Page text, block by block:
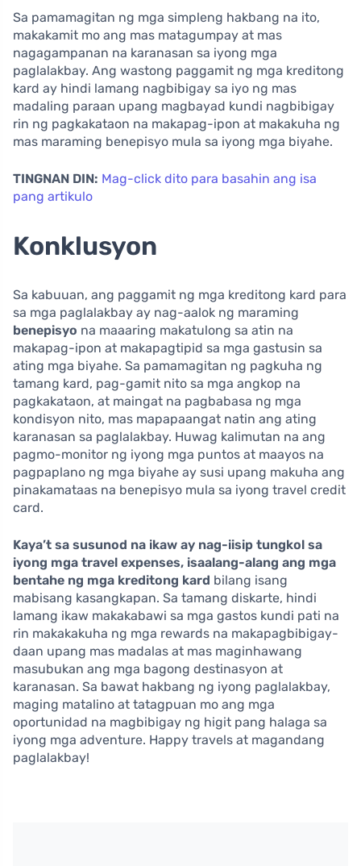
Sa pamamagitan ng mga simpleng hakbang na ito,
makakamit mo ang mas matagumpay at mas
nagagampanan na karanasan sa iyong mga
paglalakbay. Ang wastong paggamit ng mga kreditong
kard ay hindi lamang nagbibigay sa iyo ng mas
madaling paraan upang magbayad kundi nagbibigay
rin ng pagkakataon na makapag-ipon at makakuha ng
mas maraming benepisyo mula sa iyong mga biyahe.
TINGNAN DIN: Mag-click dito para basahin ang isa
pang artikulo
Konklusyon
Sa kabuuan, ang paggamit ng mga kreditong kard para
sa mga paglalakbay ay nag-aalok ng maraming
benepisyo na maaaring makatulong sa atin na
makapag-ipon at makapagtipid sa mga gastusin sa
ating mga biyahe. Sa pamamagitan ng pagkuha ng
tamang kard, pag-gamit nito sa mga angkop na
pagkakataon, at maingat na pagbabasa ng mga
kondisyon nito, mas mapapaangat natin ang ating
karanasan sa paglalakbay. Huwag kalimutan na ang
pagmo-monitor ng iyong mga puntos at maayos na
pagpaplano ng mga biyahe ay susi upang makuha ang
pinakamataas na benepisyo mula sa iyong travel credit
card.
Kaya’t sa susunod na ikaw ay nag-iisip tungkol sa
iyong mga travel expenses, isaalang-alang ang mga
bentahe ng mga kreditong kard bilang isang
mabisang kasangkapan. Sa tamang diskarte, hindi
lamang ikaw makakabawi sa mga gastos kundi pati na
rin makakakuha ng mga rewards na makapagbibigay-
daan upang mas madalas at mas maginhawang
masubukan ang mga bagong destinasyon at
karanasan. Sa bawat hakbang ng iyong paglalakbay,
maging matalino at tatagpuan mo ang mga
oportunidad na magbibigay ng higit pang halaga sa
iyong mga adventure. Happy travels at magandang
paglalakbay!